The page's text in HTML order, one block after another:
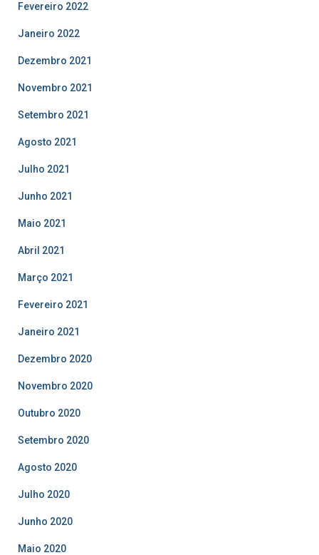
Fevereiro 2022
Janeiro 2022
Dezembro 2021
Novembro 2021
Setembro 2021
Agosto 2021
Julho 2021
Junho 2021
Maio 2021
Abril 2021
Março 2021
Fevereiro 2021
Janeiro 2021
Dezembro 2020
Novembro 2020
Outubro 2020
Setembro 2020
Agosto 2020
Julho 2020
Junho 2020
Maio 2020